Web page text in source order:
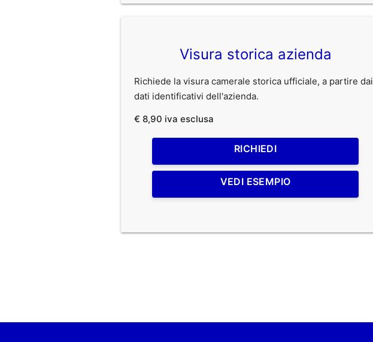
Visura storica azienda
Richiede la visura camerale storica ufficiale, a partire dai
dati identificativi dell'azienda.
€ 8,90 iva esclusa
RICHIEDI
VEDI ESEMPIO